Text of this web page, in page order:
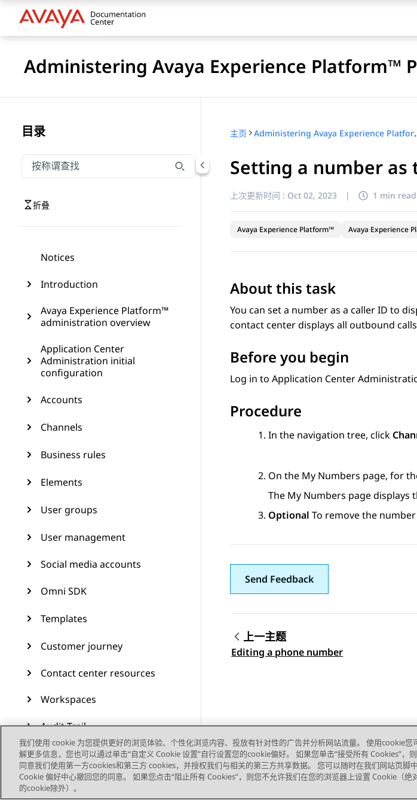
Administering Avaya Experience Platform™
目录
按称谓筛选导航
输入内容以按称谓筛选导航项
折叠
Notices
Introduction
Avaya Experience Platform™
administration overview
Application Center
Administration initial
configuration
Accounts
Channels
Business rules
Elements
User groups
User management
Social media accounts
Omni SDK
Templates
Customer journey
Contact center resources
Workspaces
Audit Trail
Feature configuration
Administering Avaya
Experience Platform (On-
主页 Administering
Setting a number as
上次更新时间 : Oct 02, 2023 | 1 min read
Avaya Experience Platform™ Avaya Experience
About this task
You can set a number as a caller ID to
contact center displays all outbound
Before you begin
Log in to Application Center
Procedure
In the navigation tree, click
On the My Numbers page, for
The My Numbers page displays
Optional To remove the
Send Feedback
Topic navigation
上一主题
Editing a phone number
我们使用 cookie 为您提供更好的浏览体验、个性化浏览内容、投放有针对性的广告并分析网站流量。 使用cookie您
解更多信息，您也可以通过单击“自定义 Cookie 设置”自行设置您的cookie偏好。 如果您单击“接受所有 Cookies”，
同意我们使用第一方cookies和第三方 cookies，并授权我们与相关的第三方共享数据。 您可以随时在我们网站页脚
Cookie 偏好中心撤回您的同意。 如果您点击“阻止所有 Cookies”，则您不允许我们在您的浏览器上设置 Cookie（绝
的cookie除外）。